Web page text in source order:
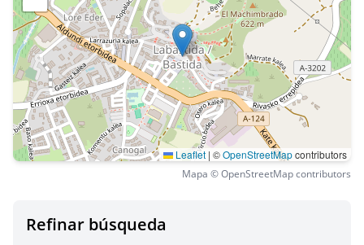
Leaflet | ©OpenStreetMapcontributors
Mapa © OpenStreetMap contributors
Refinar búsqueda